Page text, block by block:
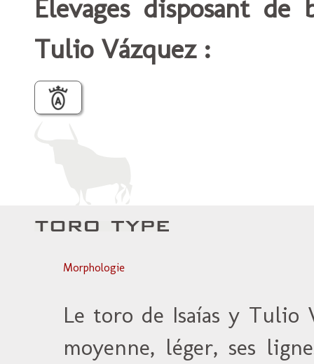
Elevages disposant
Tulio Vázquez :
Morphologie
Le toro de Isaías y Tulio
moyenne, léger, ses